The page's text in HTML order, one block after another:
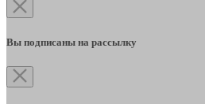
Вы подписаны на рассылку